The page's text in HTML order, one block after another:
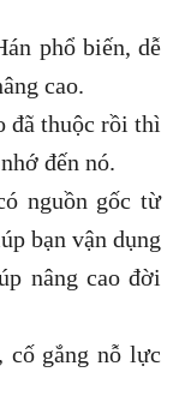
phổ biến, dễ
cao.
đã thuộc rồi thì
đến nó.
nguồn gốc từ
bạn vận dụng
nâng cao đời
cố gắng nỗ lực